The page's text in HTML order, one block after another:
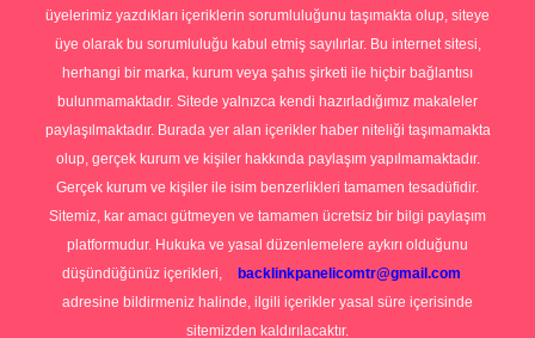
üyelerimiz yazdıkları içeriklerin sorumluluğunu taşımakta olup, siteye
üye olarak bu sorumluluğu kabul etmiş sayılırlar. Bu internet sitesi,
herhangi bir marka, kurum veya şahıs şirketi ile hiçbir bağlantısı
bulunmamaktadır. Sitede yalnızca kendi hazırladığımız makaleler
paylaşılmaktadır. Burada yer alan içerikler haber niteliği taşımamakta
olup, gerçek kurum ve kişiler hakkında paylaşım yapılmamaktadır.
Gerçek kurum ve kişiler ile isim benzerlikleri tamamen tesadüfidir.
Sitemiz, kar amacı gütmeyen ve tamamen ücretsiz bir bilgi paylaşım
platformudur. Hukuka ve yasal düzenlemelere aykırı olduğunu
düşündüğünüz içerikleri,
backlinkpanelicomtr@gmail.com
adresine bildirmeniz halinde, ilgili içerikler yasal süre içerisinde
sitemizden kaldırılacaktır.